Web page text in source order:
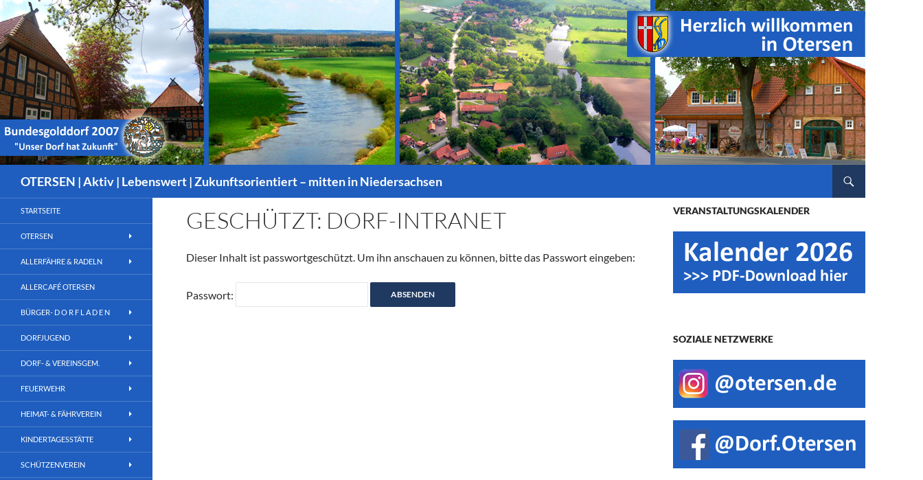
OTERSEN | Aktiv | Lebenswert | Zukunftsorientiert – mitten in Niedersachsen
GESCHÜTZT: DORF-INTRANET
Dieser Inhalt ist passwortgeschützt. Um ihn anschauen zu können, bitte das Passwort eingeben:
Passwort:
VERANSTALTUNGSKALENDER
SOZIALE NETZWERKE
STARTSEITE
OTERSEN
ALLERFÄHRE & RADELN
ALLERCAFÉ OTERSEN
BÜRGER- D O R F L A D E N
DORFJUGEND
DORF- & VEREINSGEM.
FEUERWEHR
HEIMAT- & FÄHRVEREIN
KINDERTAGESSTÄTTE
SCHÜTZENVEREIN